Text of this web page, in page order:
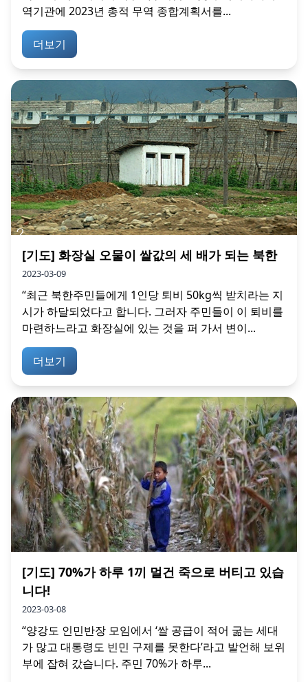
역기관에 2023년 총적 무역 종합계획서를...
더보기
[기도] 화장실 오물이 쌀값의 세 배가 되는 북한
2023-03-09
“최근 북한주민들에게 1인당 퇴비 50kg씩 받치라는 지
시가 하달되었다고 합니다. 그러자 주민들이 이 퇴비를
마련하느라고 화장실에 있는 것을 퍼 가서 변이...
더보기
[기도] 70%가 하루 1끼 멀건 죽으로 버티고 있습
니다!
2023-03-08
“양강도 인민반장 모임에서 ‘쌀 공급이 적어 굶는 세대
가 많고 대통령도 빈민 구제를 못한다’라고 발언해 보위
부에 잡혀 갔습니다. 주민 70%가 하루...